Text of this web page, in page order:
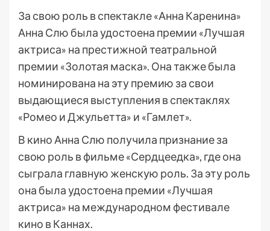
За свою роль в спектакле «Анна Каренина»
Анна Слю была удостоена премии «Лучшая
актриса» на престижной театральной
премии «Золотая маска». Она также была
номинирована на эту премию за свои
выдающиеся выступления в спектаклях
«Ромео и Джульетта» и «Гамлет».
В кино Анна Слю получила признание за
свою роль в фильме «Сердцеедка», где она
сыграла главную женскую роль. За эту роль
она была удостоена премии «Лучшая
актриса» на международном фестивале
кино в Каннах.